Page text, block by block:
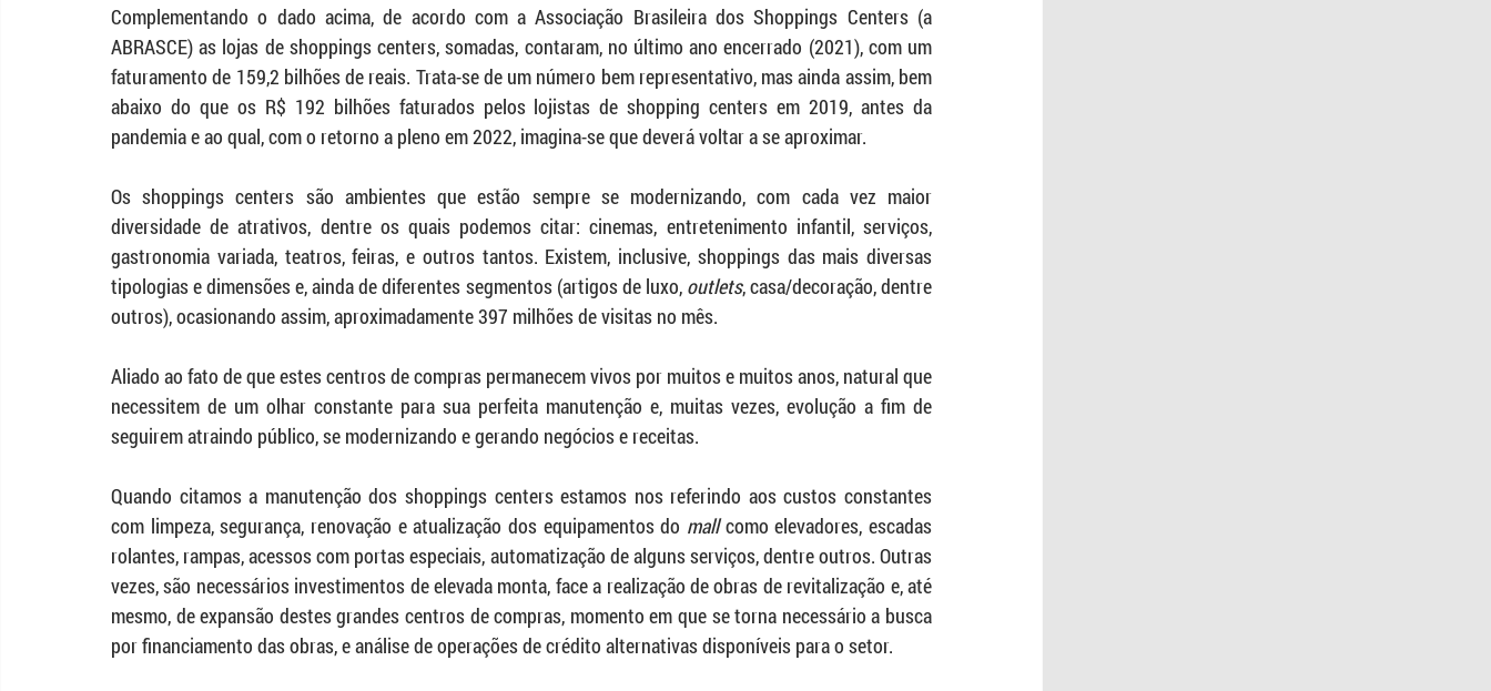
Complementando o dado acima, de acordo com a Associação Brasileira dos Shoppings Centers (a
ABRASCE) as lojas de shoppings centers, somadas, contaram, no último ano encerrado (2021), com um
faturamento de 159,2 bilhões de reais. Trata-se de um número bem representativo, mas ainda assim, bem
abaixo do que os R$ 192 bilhões faturados pelos lojistas de shopping centers em 2019, antes da
pandemia e ao qual, com o retorno a pleno em 2022, imagina-se que deverá voltar a se aproximar.
Os shoppings centers são ambientes que estão sempre se modernizando, com cada vez maior
diversidade de atrativos, dentre os quais podemos citar: cinemas, entretenimento infantil, serviços,
gastronomia variada, teatros, feiras, e outros tantos. Existem, inclusive, shoppings das mais diversas
tipologias e dimensões e, ainda de diferentes segmentos (artigos de luxo, outlets, casa/decoração, dentre
outros), ocasionando assim, aproximadamente 397 milhões de visitas no mês.
Aliado ao fato de que estes centros de compras permanecem vivos por muitos e muitos anos, natural que
necessitem de um olhar constante para sua perfeita manutenção e, muitas vezes, evolução a fim de
seguirem atraindo público, se modernizando e gerando negócios e receitas.
Quando citamos a manutenção dos shoppings centers estamos nos referindo aos custos constantes
com limpeza, segurança, renovação e atualização dos equipamentos do mall como elevadores, escadas
rolantes, rampas, acessos com portas especiais, automatização de alguns serviços, dentre outros. Outras
vezes, são necessários investimentos de elevada monta, face a realização de obras de revitalização e, até
mesmo, de expansão destes grandes centros de compras, momento em que se torna necessário a busca
por financiamento das obras, e análise de operações de crédito alternativas disponíveis para o setor.